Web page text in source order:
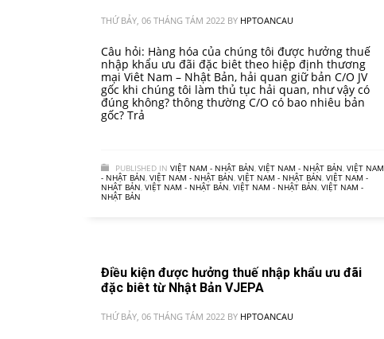
THỨ BẢY, 06 THÁNG TÁM 2022 BY HPTOANCAU
Câu hỏi: Hàng hóa của chúng tôi được hưởng thuế
nhập khẩu ưu đãi đặc biêt theo hiệp định thương
mại Viêt Nam – Nhật Bản, hải quan giữ bản C/O JV
gốc khi chúng tôi làm thủ tục hải quan, như vậy có
đúng không? thông thường C/O có bao nhiêu bản
gốc? Trả
PUBLISHED IN VIỆT NAM - NHẬT BẢN, VIỆT NAM - NHẬT BẢN, VIỆT NAM
- NHẬT BẢN, VIỆT NAM - NHẬT BẢN, VIỆT NAM - NHẬT BẢN, VIỆT NAM -
NHẬT BẢN, VIỆT NAM - NHẬT BẢN, VIỆT NAM - NHẬT BẢN, VIỆT NAM -
NHẬT BẢN
Điều kiện được hưởng thuế nhập khẩu ưu đãi
đặc biêt từ Nhật Bản VJEPA
THỨ BẢY, 06 THÁNG TÁM 2022 BY HPTOANCAU